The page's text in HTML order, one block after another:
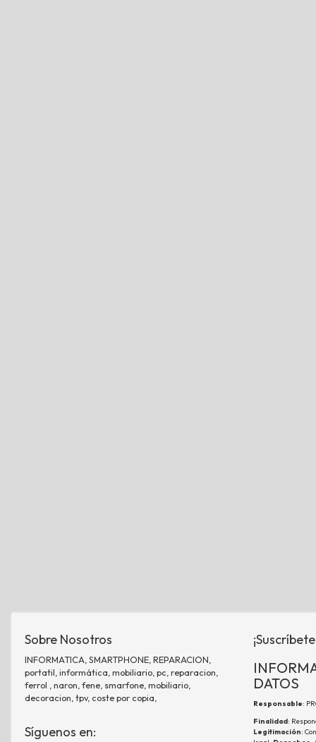
Sobre Nosotros
INFORMATICA, SMARTPHONE, REPARACION,
portatil, informática, mobiliario, pc, reparacion,
ferrol , naron, fene, smarfone, mobiliario,
decoracion, tpv, coste por copia,
Síguenos en:
DATOS
Responsable:
Finalidad:
Legitimación: